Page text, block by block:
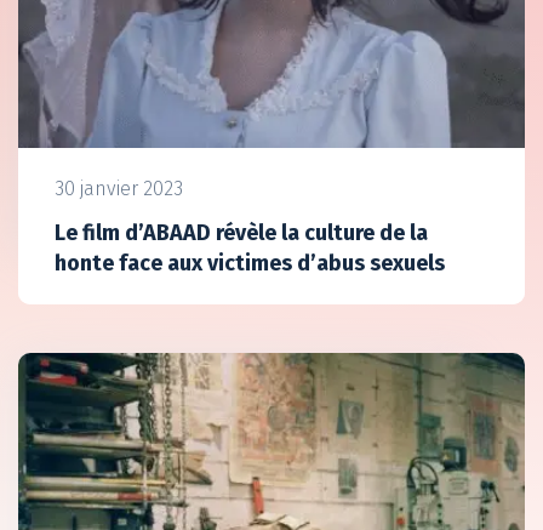
30 janvier 2023
Le film d’ABAAD révèle la culture de la
honte face aux victimes d’abus sexuels